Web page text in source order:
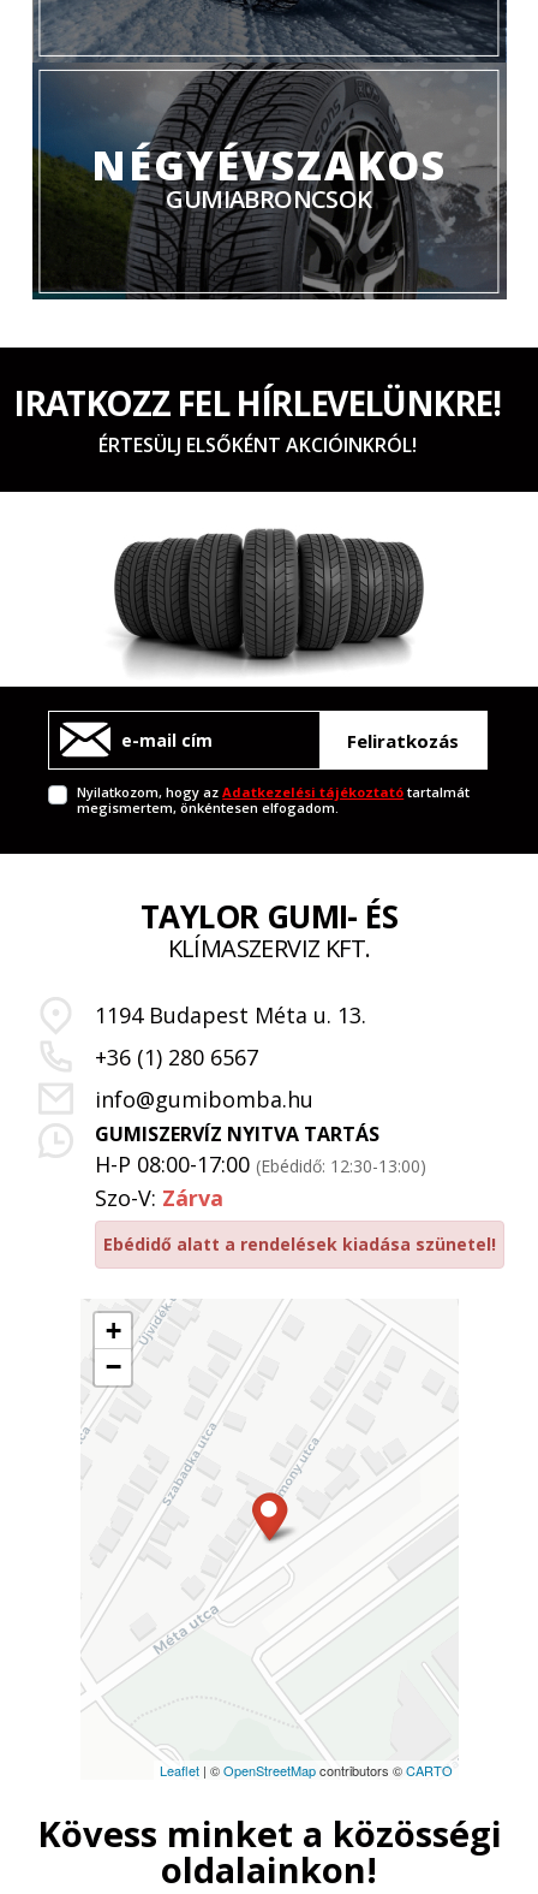
NÉGYÉVSZAKOS
GUMIABRONCSOK
IRATKOZZ FEL HÍRLEVELÜNKRE!
ÉRTESÜLJ ELSŐKÉNT AKCIÓINKRÓL!
Feliratkozás
Nyilatkozom, hogy azAdatkezelési tájékoztató tartalmát
megismertem, önkéntesen elfogadom.
+
−
Leaflet| ©OpenStreetMapcontributors ©CARTO
TAYLOR GUMI- ÉS
KLÍMASZERVIZ KFT.
1194 Budapest Méta u. 13.
+36 (1) 280 6567
info@gumibomba.hu
GUMISZERVÍZ NYITVA TARTÁS
H-P 08:00-17:00 (Ebédidő: 12:30-13:00)
Szo-V: Zárva
Ebédidő alatt a rendelések kiadása szünetel!
Kövess minket a közösségi
oldalainkon!